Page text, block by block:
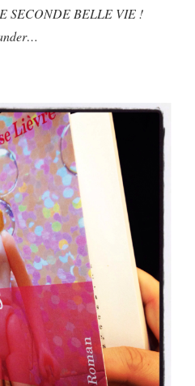
SECONDE BELLE VIE !